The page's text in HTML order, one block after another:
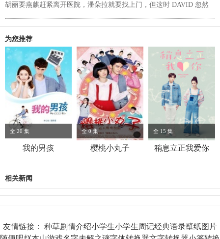
胡丽要燕麒赶紧离开医院，潘朵拉就要找上门，但这时 DAVID 忽然
DAVID ...
为您推荐
全 20 集
我的男孩
全 0 集
樱桃小丸子
全 15 集
稍息立正我爱你
相关新闻
友情链接： 种草剧情介绍小学生小学生周记经典语录壁纸图片